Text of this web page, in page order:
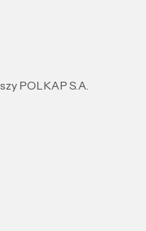
POLKAP S.A.